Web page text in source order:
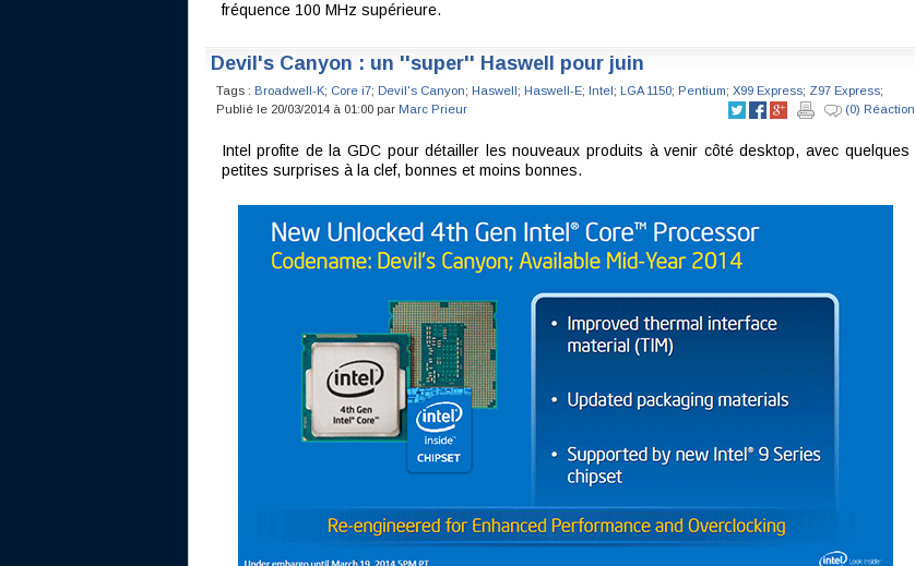
fréquence 100 MHz supérieure.
Devil's Canyon : un ''super'' Haswell pour juin
Tags : Broadwell-K; Core i7; Devil's Canyon; Haswell; Haswell-E; Intel; LGA 1150; Pentium; X99 Express; Z97 Express;
Publié le 20/03/2014 à 01:00 par Marc Prieur (0) Réaction
Intel profite de la GDC pour détailler les nouveaux produits à venir côté desktop, avec quelques
petites surprises à la clef, bonnes et moins bonnes.